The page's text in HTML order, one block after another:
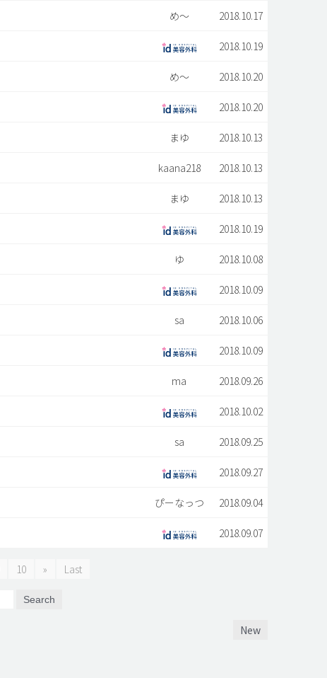
め〜 2018.10.17
2018.10.19
め〜 2018.10.20
2018.10.20
まゆ 2018.10.13
kaana218 2018.10.13
まゆ 2018.10.13
2018.10.19
ゆ 2018.10.08
2018.10.09
sa 2018.10.06
2018.10.09
ma 2018.09.26
2018.10.02
sa 2018.09.25
2018.09.27
ぴーなっつ 2018.09.04
2018.09.07
10 » Last
Search
New